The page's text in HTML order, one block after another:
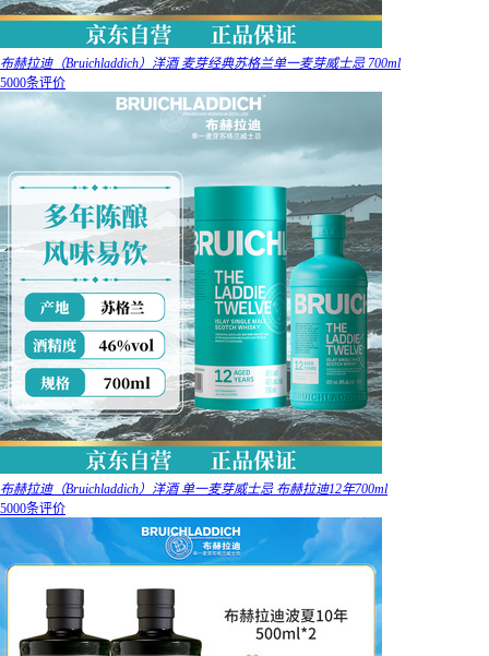
布赫拉迪（Bruichladdich）洋酒 麦芽经典苏格兰单一麦芽威士忌 700ml
5000条评价
布赫拉迪（Bruichladdich）洋酒 单一麦芽威士忌 布赫拉迪12年700ml
5000条评价